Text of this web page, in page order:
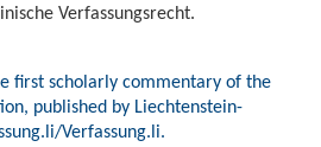
Verfassungsrecht.
first scholarly commentary of the
published by Liechtenstein-
Verfassung.li.